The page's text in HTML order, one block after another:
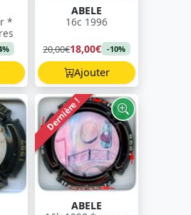
*
ABELE
16c 1996
20,00€18,00€ -10%
Ajouter
Dernière !
ABELE